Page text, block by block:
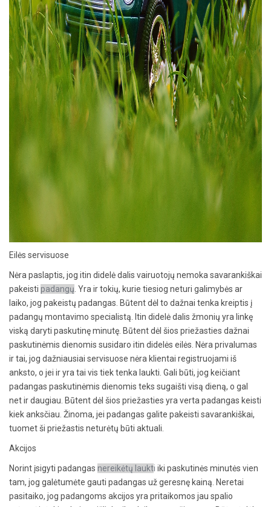
Eilės servisuose
Nėra paslaptis, jog itin didelė dalis vairuotojų nemoka savarankiškai
pakeisti padangų . Yra ir tokių, kurie tiesiog neturi galimybės ar
laiko, jog pakeistų padangas. Būtent dėl to dažnai tenka kreiptis į
padangų montavimo specialistą. Itin didelė dalis žmonių yra linkę
viską daryti paskutinę minutę. Būtent dėl šios priežasties dažnai
paskutinėmis dienomis susidaro itin didelės eilės. Nėra privalumas
ir tai, jog dažniausiai servisuose nėra klientai registruojami iš
anksto, o jei ir yra tai vis tiek tenka laukti. Gali būti, jog keičiant
padangas paskutinėmis dienomis teks sugaišti visą dieną, o gal
net ir daugiau. Būtent dėl šios priežasties yra verta padangas keisti
kiek anksčiau. Žinoma, jei padangas galite pakeisti savarankiškai,
tuomet ši priežastis neturėtų būti aktuali.
Akcijos
Norint įsigyti padangas nereikėtų laukti iki paskutinės minutės vien
tam, jog galėtumėte gauti padangas už geresnę kainą. Neretai
pasitaiko, jog padangoms akcijos yra pritaikomos jau spalio